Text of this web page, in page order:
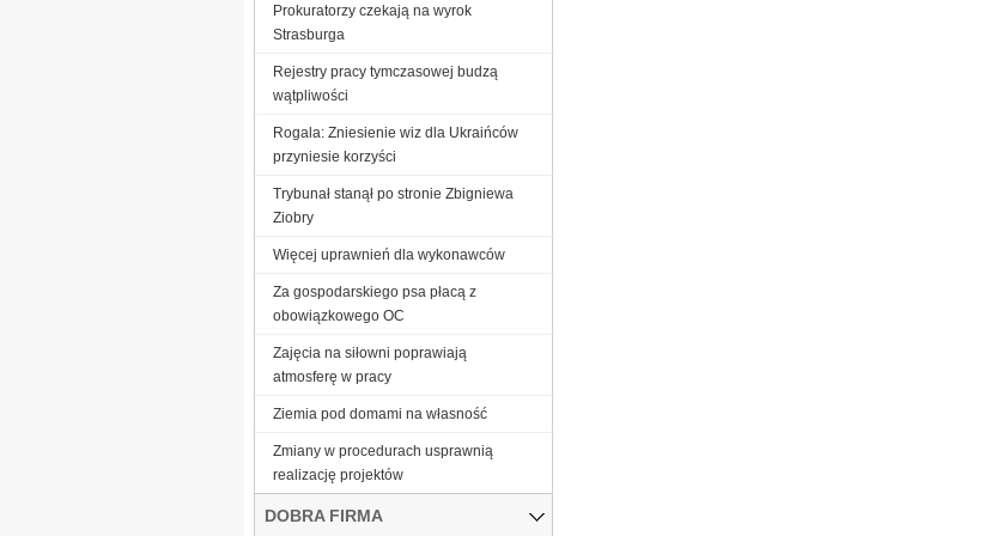
Prokuratorzy czekają na wyrok
Strasburga
Rejestry pracy tymczasowej budzą
wątpliwości
Rogala: Zniesienie wiz dla Ukraińców
przyniesie korzyści
Trybunał stanął po stronie Zbigniewa
Ziobry
Więcej uprawnień dla wykonawców
Za gospodarskiego psa płacą z
obowiązkowego OC
Zajęcia na siłowni poprawiają
atmosferę w pracy
Ziemia pod domami na własność
Zmiany w procedurach usprawnią
realizację projektów
DOBRA FIRMA